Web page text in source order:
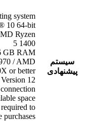
سیستم
پیشنهادی
system
10 64-bit
Ryzen
5 1400
GB RAM
/ AMD
or better
12
space
to
purchases